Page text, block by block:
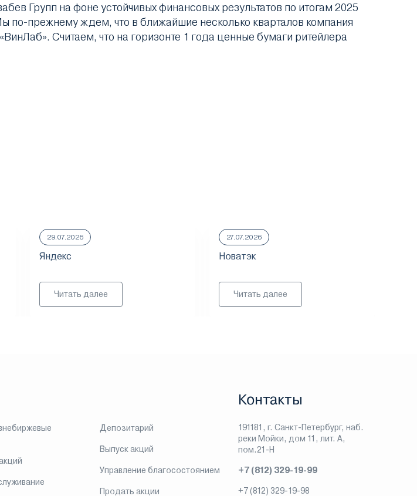
Групп на фоне устойчивых финансовых результатов по итогам 2025
по-прежнему ждем, что в ближайшие несколько кварталов компания
Считаем, что на горизонте 1 года ценные бумаги ритейлера
29.07.2026
Яндекс
Читать далее
27.07.2026
Новатэк
Читать далее
Депозитарий
Выпуск акций
Управление благосостоянием
Продать акции
Контакты
191181, г. Санкт-Петербург, наб.
реки Мойки, дом 11, лит. А,
пом.21-Н
+7 (812) 329-19-99
+7 (812) 329-19-98